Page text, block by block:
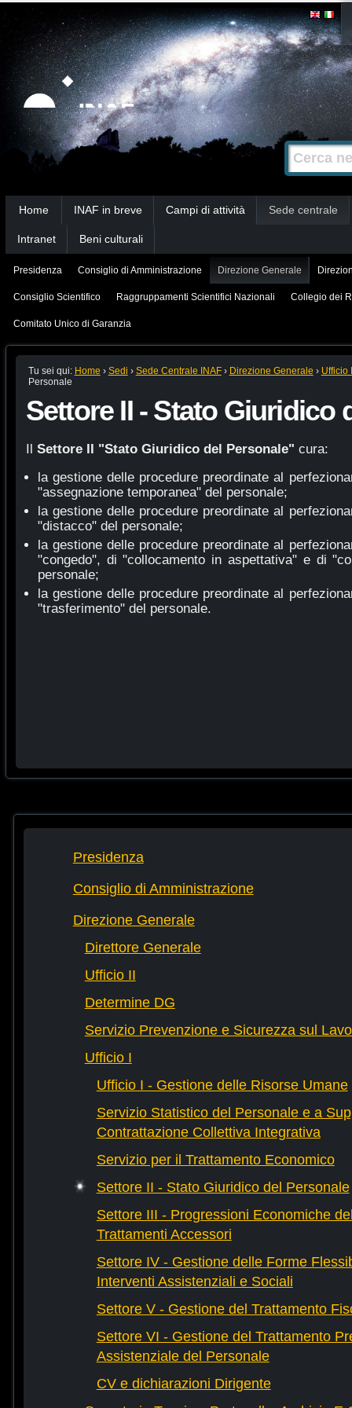
Strumenti
personali
Salta
contenuti.
|
Salta
alla
navigazione
Cerca nel
Ricerca
avanzata…
Home INAF in breve Campi di attività Sede centrale
Intranet Beni culturali
Presidenza Consiglio di Amministrazione Direzione Generale
Consiglio Scientifico Raggruppamenti Scientifici Nazionali Collegio dei
Comitato Unico di Garanzia
Tu sei qui: Home › Sedi › Sede Centrale INAF › Direzione Generale › Ufficio I
Personale
Settore II - Stato Giuridico
Il Settore II "Stato Giuridico del Personale" cura:
la gestione delle procedure preordinate al
"assegnazione temporanea" del personale;
la gestione delle procedure preordinate al
"distacco" del personale;
la gestione delle procedure preordinate al
"congedo", di "collocamento in aspettativa" e di
personale;
la gestione delle procedure preordinate al
"trasferimento" del personale.
Presidenza
Consiglio di Amministrazione
Direzione Generale
Direttore Generale
Ufficio II
Determine DG
Servizio Prevenzione e Sicurezza sul
Ufficio I
Ufficio I - Gestione delle Risorse Umane
Servizio Statistico del Personale e a
Contrattazione Collettiva Integrativa
Servizio per il Trattamento Economico
Settore II - Stato Giuridico del Personale
Settore III - Progressioni Economiche
Trattamenti Accessori
Settore IV - Gestione delle Forme
Interventi Assistenziali e Sociali
Settore V - Gestione del Trattamento
Settore VI - Gestione del Trattamento
Assistenziale del Personale
CV e dichiarazioni Dirigente